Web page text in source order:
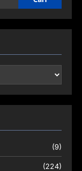
(9)
(224)